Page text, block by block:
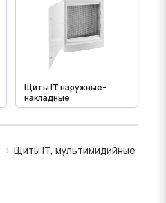
Щиты IT наружные-
накладные
Щиты IT, мультимидийные